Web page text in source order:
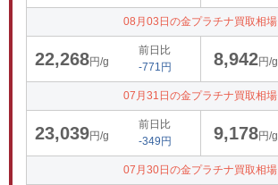
08月03日の金プラチナ買取相場
22,268円/g
前日比
-771円
8,942円/g
07月31日の金プラチナ買取相場
23,039円/g
前日比
-349円
9,178円/g
07月30日の金プラチナ買取相場